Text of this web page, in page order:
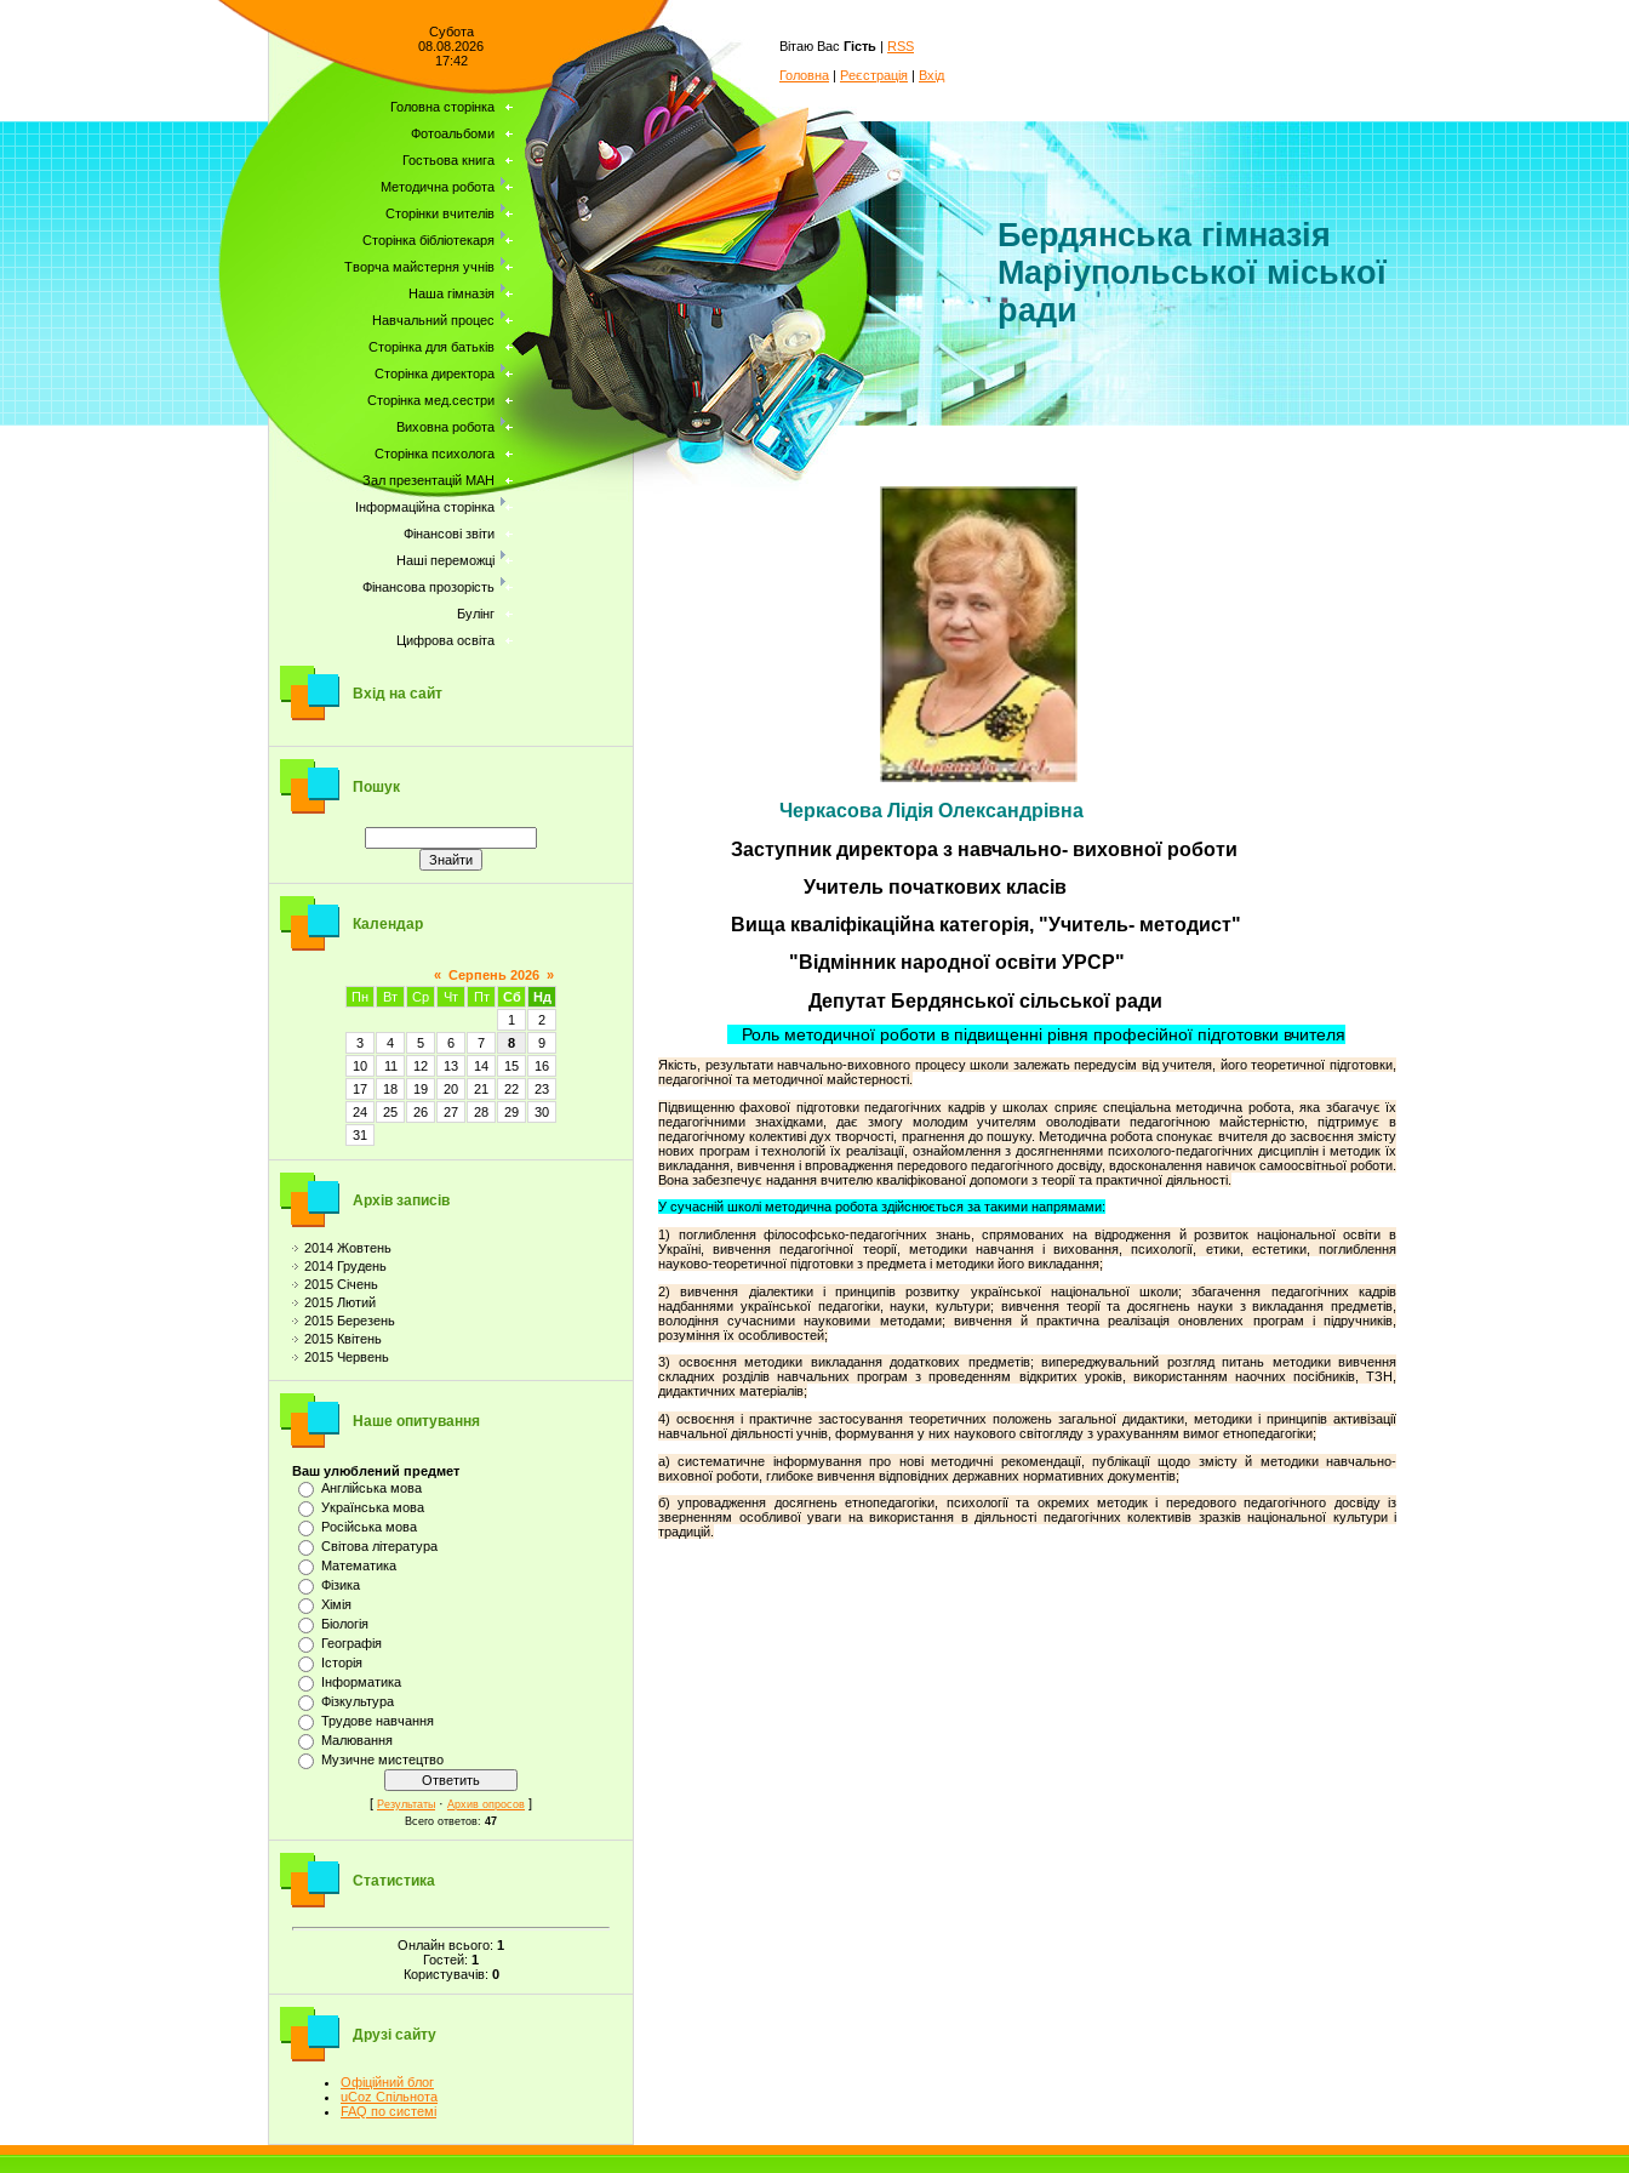
Субота
08.08.2026
17:42
Головна сторінка
Фотоальбоми
Гостьова книга
Методична робота
Сторінки вчителів
Сторінка бібліотекаря
Творча майстерня учнів
Наша гімназія
Навчальний процес
Сторінка для батьків
Сторінка директора
Сторінка мед.сестри
Виховна робота
Сторінка психолога
Зал презентацій МАН
Інформаційна сторінка
Фінансові звіти
Наші переможці
Фінансова прозорість
Булінг
Цифрова освіта
Вхід на сайт
Пошук
Календар
« Серпень 2026 »
Пн
Вт Ср Чт Пт Сб
Нд
1
2
3
4 5 6 7 8
9
10
11 12 13 14 15
16
17
18 19 20 21 22
23
24
25 26 27 28 29
30
31
Архів записів
2014 Жовтень
2014 Грудень
2015 Січень
2015 Лютий
2015 Березень
2015 Квітень
2015 Червень
Наше опитування
Ваш улюблений предмет
Англійська мова
Українська мова
Російська мова
Світова література
Математика
Фізика
Хімія
Біологія
Географія
Історія
Інформатика
Фізкультура
Трудове навчання
Малювання
Музичне мистецтво
[ Результаты · Архив опросов ]
Всего ответов: 47
Статистика
Онлайн всього: 1
Гостей: 1
Користувачів: 0
Друзі сайту
Офіційний блог
uCoz Спільнота
FAQ по системі
Вітаю Вас Гість | RSS
Головна | Реєстрація | Вхід
Бердянська гімназія
Маріупольської міської
ради
Черкасова Лідія Олександрівна
Заступник директора з навчально- виховної роботи
Учитель початкових класів
Вища кваліфікаційна категорія, "Учитель- методист"
"Відмінник народної освіти УРСР"
Депутат Бердянської сільської ради
Роль методичної роботи в підвищенні рівня професійної підготовки вчителя
Якість, результати навчально-виховного процесу школи залежать передусім від учителя, його теоретичної підготовки,
педагогічної та методичної майстерності.
Підвищенню фахової підготовки педагогічних кадрів у школах сприяє спеціальна методична робота, яка збагачує їх
педагогічними знахідками, дає змогу молодим учителям оволодівати педагогічною майстерністю, підтримує в
педагогічному колективі дух творчості, прагнення до пошуку. Методична робота спонукає вчителя до засвоєння змісту
нових програм і технологій їх реалізації, ознайомлення з досягненнями психолого-педагогічних дисциплін і методик їх
викладання, вивчення і впровадження передового педагогічного досвіду, вдосконалення навичок самоосвітньої роботи.
Вона забезпечує надання вчителю кваліфікованої допомоги з теорії та практичної діяльності.
У сучасній школі методична робота здійснюється за такими напрямами:
1) поглиблення філософсько-педагогічних знань, спрямованих на відродження й розвиток національної освіти в
Україні, вивчення педагогічної теорії, методики навчання і виховання, психології, етики, естетики, поглиблення
науково-теоретичної підготовки з предмета і методики його викладання;
2) вивчення діалектики і принципів розвитку української національної школи; збагачення педагогічних кадрів
надбаннями української педагогіки, науки, культури; вивчення теорії та досягнень науки з викладання предметів,
володіння сучасними науковими методами; вивчення й практична реалізація оновлених програм і підручників,
розуміння їх особливостей;
3) освоєння методики викладання додаткових предметів; випереджувальний розгляд питань методики вивчення
складних розділів навчальних програм з проведенням відкритих уроків, використанням наочних посібників, ТЗН,
дидактичних матеріалів;
4) освоєння і практичне застосування теоретичних положень загальної дидактики, методики і принципів активізації
навчальної діяльності учнів, формування у них наукового світогляду з урахуванням вимог етнопедагогіки;
а) систематичне інформування про нові методичні рекомендації, публікації щодо змісту й методики навчально-
виховної роботи, глибоке вивчення відповідних державних нормативних документів;
б) упровадження досягнень етнопедагогіки, психології та окремих методик і передового педагогічного досвіду із
зверненням особливої уваги на використання в діяльності педагогічних колективів зразків національної культури і
традицій.